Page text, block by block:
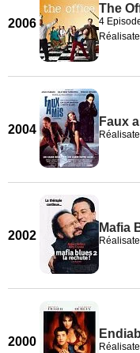
2006
The
4
2004
Faux
2002
Mafia
2000